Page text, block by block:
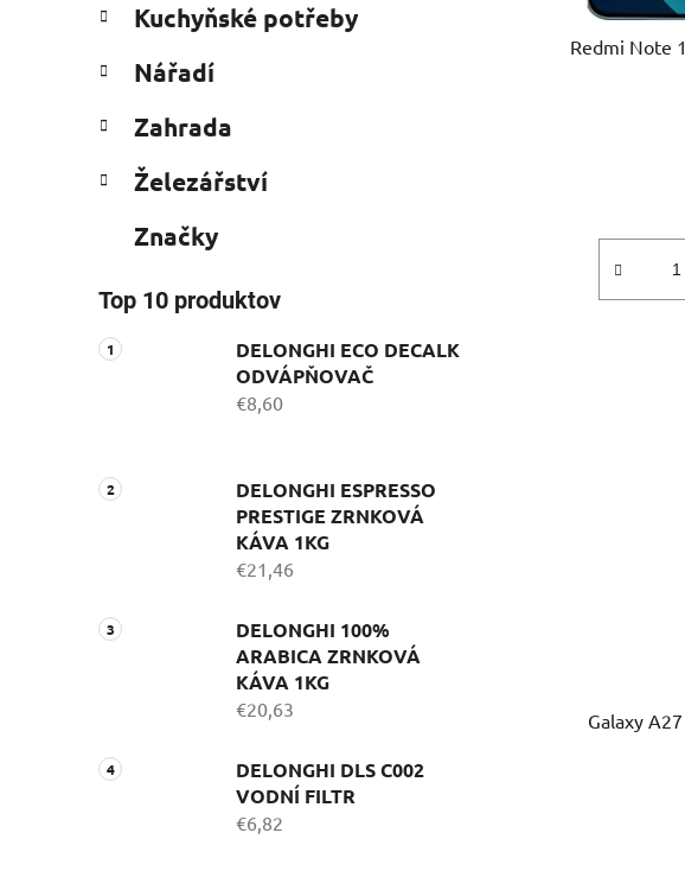
Kuchyňské potřeby
Nářadí
Zahrada
Železářství
Značky
Top 10 produktov
DELONGHI ECO DECALK
ODVÁPŇOVAČ
€8,60
DELONGHI ESPRESSO
PRESTIGE ZRNKOVÁ
KÁVA 1KG
€21,46
DELONGHI 100%
ARABICA ZRNKOVÁ
KÁVA 1KG
€20,63
DELONGHI DLS C002
VODNÍ FILTR
€6,82
Redmi Note
Galaxy